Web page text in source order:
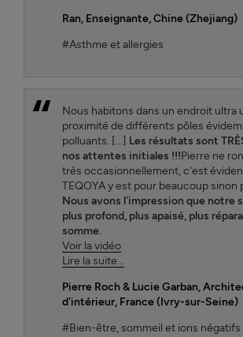
Ran, Enseignante, Chine (Zhejiang)
#Asthme et allergies
Nous habitons dans un endroit ultra
proximité de différents pôles
polluants. [...] Les résultats sont
nos attentes initiales !!!Pierre ne
très occasionnellement, c'est
TEQOYA y est pour beaucoup sinon
Nous avons l'impression que notre
plus profond, plus apaisé, plus
somme.
Voir la vidéo
Lire la suite...
Pierre Roch & Lucie Garban,
d'intérieur, France (Ivry-sur-Seine)
#Bien-être, sommeil et ions négatifs